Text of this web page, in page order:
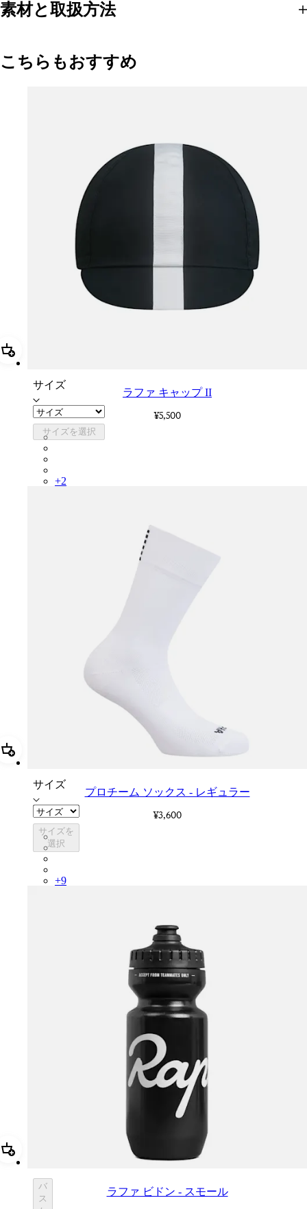
素材と取扱方法
こちらもおすすめ
追加 ラファ キャップ II
サイズ
サイズを選択
ラファ キャップ II
¥5,500
RCP10XXBLW
+2
追加 プロチーム ソックス - レギュラー
サイズ
サイズを
選択
プロチーム ソックス - レギュラー
¥3,600
PSK08XXWHB
PSK08XXBLW
+9
追加 ラファ ビドン - スモール
バ
ス
ラファ ビドン - スモール